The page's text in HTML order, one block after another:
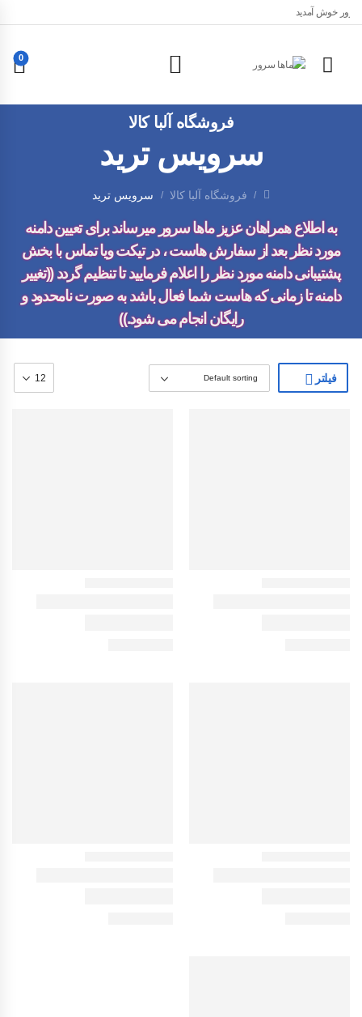
سرور خوش آمدید
0
فروشگاه آلبا کالا
سرویس ترید
/ فروشگاه آلبا کالا / سرویس ترید
به اطلاع همراهان عزیز ماها سرور میرساند برای تعیین دامنه
مورد نظر بعد از سفارش هاست ، در تیکت ویا تماس با بخش
پشتیبانی دامنه مورد نظر را اعلام فرمایید تا تنظیم گردد ((تغییر
دامنه تا زمانی که هاست شما فعال باشد به صورتنامحدودو
رایگان انجام می شود.))
فیلتر